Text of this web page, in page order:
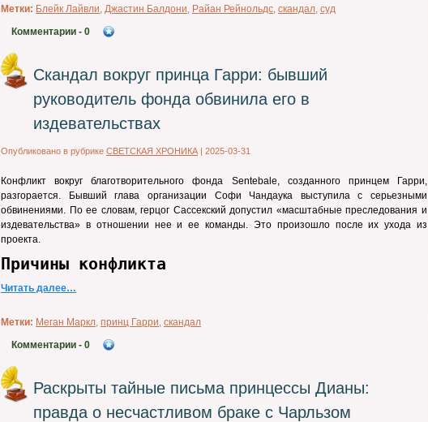
Метки: Блейк Лайвли, Джастин Балдони, Райан Рейнольдс, скандал, суд
Комментарии - 0
Скандал вокруг принца Гарри: бывший
руководитель фонда обвинила его в
издевательствах
Опубликовано в рубрике СВЕТСКАЯ ХРОНИКА | 2025-03-31
Конфликт вокруг благотворительного фонда Sentebale, созданного принцем Гарри,
разгорается. Бывший глава организации Софи Чандаука выступила с серьезными
обвинениями. По ее словам, герцог Сассекский допустил «масштабные преследования и
издевательства» в отношении нее и ее команды. Это произошло после их ухода из
проекта.
Причины конфликта
Читать далее…
Метки: Меган Маркл, принц Гарри, скандал
Комментарии - 0
Раскрыты тайные письма принцессы Дианы:
правда о несчастливом браке с Чарльзом